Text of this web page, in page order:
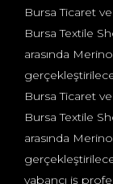
Bursa Ticaret
Bursa Textile
arasında
Bursa Ticaret
Bursa Textile
arasında
yabancı iş